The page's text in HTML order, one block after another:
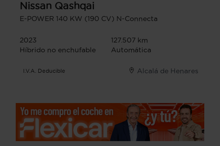
Nissan Qashqai
E-POWER 140 KW (190 CV) N-Connecta
2023
127.507 km
Híbrido no enchufable
Automática
I.V.A. Deducible Alcalá de Henares